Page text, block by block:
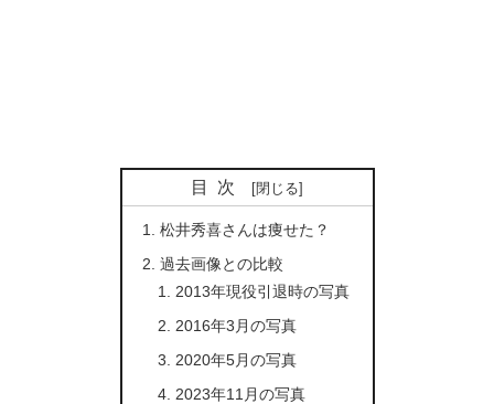
目次
松井秀喜さんは痩せた？
過去画像との比較
2013年現役引退時の写真
2016年3月の写真
2020年5月の写真
2023年11月の写真